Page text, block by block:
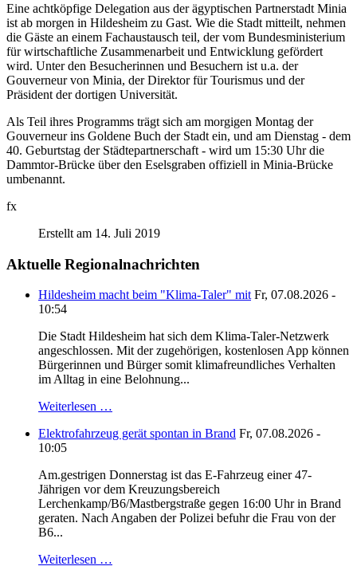
Eine achtköpfige Delegation aus der ägyptischen Partnerstadt Minia
ist ab morgen in Hildesheim zu Gast. Wie die Stadt mitteilt, nehmen
die Gäste an einem Fachaustausch teil, der vom Bundesministerium
für wirtschaftliche Zusammenarbeit und Entwicklung gefördert
wird. Unter den Besucherinnen und Besuchern ist u.a. der
Gouverneur von Minia, der Direktor für Tourismus und der
Präsident der dortigen Universität.
Als Teil ihres Programms trägt sich am morgigen Montag der
Gouverneur ins Goldene Buch der Stadt ein, und am Dienstag - dem
40. Geburtstag der Städtepartnerschaft - wird um 15:30 Uhr die
Dammtor-Brücke über den Eselsgraben offiziell in Minia-Brücke
umbenannt.
fx
Erstellt am 14. Juli 2019
Aktuelle Regionalnachrichten
Hildesheim macht beim "Klima-Taler" mit Fr, 07.08.2026 -
10:54
Die Stadt Hildesheim hat sich dem Klima-Taler-Netzwerk
angeschlossen. Mit der zugehörigen, kostenlosen App können
Bürgerinnen und Bürger somit klimafreundliches Verhalten
im Alltag in eine Belohnung...
Weiterlesen …
Elektrofahrzeug gerät spontan in Brand Fr, 07.08.2026 -
10:05
Am.gestrigen Donnerstag ist das E-Fahrzeug einer 47-
Jährigen vor dem Kreuzungsbereich
Lerchenkamp/B6/Mastbergstraße gegen 16:00 Uhr in Brand
geraten. Nach Angaben der Polizei befuhr die Frau von der
B6...
Weiterlesen …